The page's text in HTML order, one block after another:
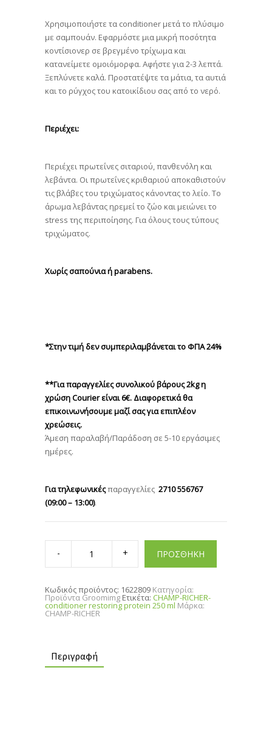
Χρησιμοποιήστε τα conditioner μετά το πλύσιμο
με σαμπουάν. Εφαρμόστε μια μικρή ποσότητα
κοντίσιονερ σε βρεγμένο τρίχωμα και
κατανείμετε ομοιόμορφα. Αφήστε για 2-3 λεπτά.
Ξεπλύνετε καλά. Προστατέψτε τα μάτια, τα αυτιά
και το ρύγχος του κατοικίδιου σας από το νερό.
Περιέχει:
Περιέχει πρωτεΐνες σιταριού, πανθενόλη και
λεβάντα. Οι πρωτεΐνες κριθαριού αποκαθιστούν
τις βλάβες του τριχώματος κάνοντας το λείο. Το
άρωμα λεβάντας ηρεμεί το ζώο και μειώνει το
stress της περιποίησης. Για όλους τους τύπους
τριχώματος.
Χωρίς σαπούνια ή parabens.
*Στην τιμή δεν συμπεριλαμβάνεται το ΦΠΑ 24%
**Για παραγγελίες συνολικού βάρους 2kg η
χρώση Courier είναι 6€. Διαφορετικά θα
επικοινωνήσουμε μαζί σας για επιπλέον
χρεώσεις.
Άμεση παραλαβή/Παράδοση σε 5-10 εργάσιμες
ημέρες.
Για τηλεφωνικέςπαραγγελίες 2710 556767
(09:00 – 13:00).
CHAMP-
RICHER-
restoring
ml
quantity
ΠΡΟΣΘΗΚΗ
Κωδικός προϊόντος: 1622809 Κατηγορία:
Προϊόντα Groomimg Ετικέτα: CHAMP-RICHER-
conditioner restoring protein 250 ml Μάρκα:
CHAMP-RICHER
Περιγραφή